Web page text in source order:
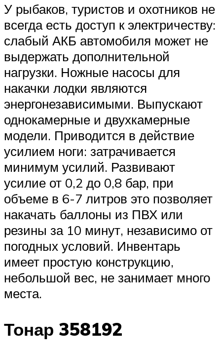
У рыбаков, туристов и охотников не
всегда есть доступ к электричеству:
слабый АКБ автомобиля может не
выдержать дополнительной
нагрузки. Ножные насосы для
накачки лодки являются
энергонезависимыми. Выпускают
однокамерные и двухкамерные
модели. Приводится в действие
усилием ноги: затрачивается
минимум усилий. Развивают
усилие от 0,2 до 0,8 бар, при
объеме в 6-7 литров это позволяет
накачать баллоны из ПВХ или
резины за 10 минут, независимо от
погодных условий. Инвентарь
имеет простую конструкцию,
небольшой вес, не занимает много
места.
Тонар 358192